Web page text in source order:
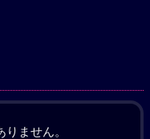
ません。